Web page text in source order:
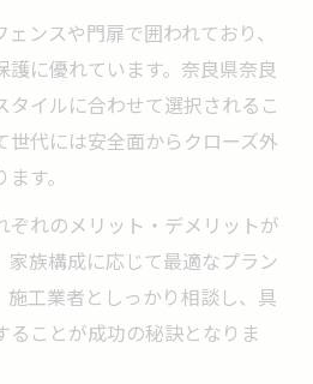
ンスや門扉で囲われており、
に優れています。奈良県奈良
タイルに合わせて選択されるこ
世代には安全面からクローズ外
す。
ぞれのメリット・デメリットが
家族構成に応じて最適なプラン
施工業者としっかり相談し、具
ることが成功の秘訣となりま